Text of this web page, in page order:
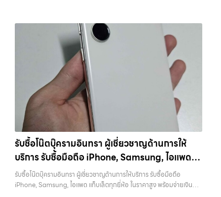
เกษตรนวมินทร์, เสนานิคม, วังหินไม่ว่าคุณจะต้องการ รับซื้อโทรศัพท์, รับ
ซื้อแมคบุค, รับซื้อโน๊ตบุ๊ค, รับซื้อแท็บเล็ต, หรือบริการอื่นๆ เกี่ยวกับสินค้า
ไอที กรุงเทพฯ – เราพร้อมให้บริการครบวงจร บริการของเรา เราให้บริการ
แบบครบวงจรสำหรับลูกค้าที่ต้องการขายอุปกรณ์ไอที ไม่ว่าจะเป็น: รับซื้อไอ
ต้องการเปลี่ยนรุ่น หรือต้องการเงินด่วน เราจึงมอบบริการประเมินสภาพ
เครื่อง ฟรี ปราบปรามความยุ่งยากทั้งหลาย โดยเน้น โปร่งใส มั่นใจได้ และ
จ่ายเงินทันทีเมื่อตกลงซื้อขายสำเร็จ บริการของเราครอบคลุมทั้ง iPhone
สายใหม่-เก่า, Samsung ทุกรุ่น, iPad และแท็บเล็ตทุกแบรนด์ เรารับถึงแม้
จะอยู่ในสภาพใช้งานแล้ว ตกแต่งแล้ว หรือมีรอยบ้าง เพราะมูลค่าของเครื่อง
ไม่ได้ขึ้นอยู่แค่ยี่ห้อ แต่ขึ้นอยู่กับสภาพจริง ความครบชุด และความสะดวกใน
การขายของคุณ เราจึงตั้งใจให้บริการในเขต ลาดพร้าว, รัชดา, บางรัก,
แจ้งวัฒนะ, บางแค, วัชรพล, รามอินทรา, บางนา, บางพลี, เกษตรนวมินทร์,
เสนานิคม, วังหิน อย่างเต็มที่ ไม่ว่าคุณจะค้นหาคำว่า “รับซื้อมือถือใกล้ฉัน”,
“รับซื้อโทรศัพท์มือสองกรุงเทพ”, “ขาย iPad ได้ราคา”, “รับซื้อแท็บเล็ต
กรุงเทพถึงที่”, หรือ “รับซื้อ Samsung มือสอง ราคาสูง” — ที่นี่คือคำตอบ
เพราะบริการของเรามุ่งตรงให้คุณได้รับราคาและความสะดวกสบายที่เหนือ
กว่า เลือกเราแล้วคุณจะได้บริการที่คุณไว้วางใจ พร้อมทีมงานที่พร้อม
อำนวยความสะดวก นัดรับถึงที่ ตรวจสภาพอย่างมืออาชีพ และจ่ายเงินทันที
ทั้งหมดนี้เพื่อให้การขายอุปกรณ์ของคุณเป็นเรื่องง่ายขึ้น ดีกว่า รวดเร็วกว่า
และคุ้มค่ากว่า ทำไมต้องเลือกเรา ผู้เชี่ยวชาญด้านการให้บริการ รับซื้อมือถือ
iPhone, Samsung, ไอแพด แท็บเล็ตทุกยี่ห้อ ในราคาสูง พร้อมจ่ายเงิน
ดา บางรัก แจ้งวัฒนะ บางแค วัชรพล รามอินทรา รับซื้อสินค้าไอทีลาดพร้าว
— บริการรับซื้อมือถือ iPhone Samsung iPad แท็บเล็ตใน พื้นที่
ลาดพร้าว รัชดา บางรัก แจ้งวัฒนะ บางแค วัชรพล รามอินทรา พร้อมจ่าย
เงินทันที รับซื้อสินค้าไอทีลาดพร้าว บริการรับซื้อมือถือ iPhone Samsung
iPad แท็บเล็ตใน พื้นที่ ลาดพร้าว รัชดา บางรัก แจ้งวัฒนะ บางแค วัชรพล
รามอินทรา… รับซื้อสินค้าไอทีลาดพร้าว บริการถึงพื้นที่ เขตลาดพร้าว, รัช
ดา, บางรัก, แจ้งวัฒนะ, บางแค, วัชรพล, รามอินทรา — นัดรับสะดวกทุกเขต
ประสบการณ์เหนือระดับกับการ รับซื้อไอโฟน, รับซื้อไอแพด, รับซื้อมือถือ
ยินดีต้อนรับสู่ “รับซื้อขายมือถือ.com” เว็บไซต์ที่คุณไว้วางใจได้ สำหรับ
บริการ รับซื้อ มือถือ iPhone, Samsung, iPad, แท็บเล็ต ทุกยี่ห้อ ให้ราคา
สูง พร้อมจ่ายเงินทันที ครอบคลุมพื้นที่ ลาดพร้าว, รัชดา, บางรัก,
แจ้งวัฒนะ, บางแค, วัชรพล, รามอินทรา และเขตกรุงเทพฯ ใกล้ “ใกล้ ฉัน”
ที่สุด ในยุคที่สมาร์ทโฟน แท็บเล็ต และอุปกรณ์ไอทีใหม่ๆ เปลี่ยนรุ่นกันแทบ
ทุกช่วงเวลา อุปกรณ์ที่คุณใช้แล้วอาจกลายเป็นของที่ไม่ได้ใช้งานอยู่เฉยๆ
เว็บไซต์ของเราจึงเกิดขึ้นเพื่อเป็นทางเลือกให้คุณสามารถเปลี่ยนอุปกรณ์ที่
ไม่ใช้แล้วให้กลายเป็นเงินสดได้ทันที ด้วยบริการ รับซื้อไอโฟน, รับซื้อไอแพด,
รับซื้อมือถือ, รับซื้อโทรศัพท์, รับซื้อโน๊ตบุ๊ค, รับซื้อแท็บเล็ต, รับซื้อสินค้าไอที
รับซื้อโน๊ตบุ๊ครามอินทรา ผู้เชี่ยวชาญด้านการให้
บริการ รับซื้อมือถือ iPhone, Samsung, ไอแพด
แท็บเล็ตทุกยี่ห้อ ในราคาสูง พร้อมจ่ายเงินทันที
รับซื้อโน๊ตบุ๊ครามอินทรา ผู้เชี่ยวชาญด้านการให้บริการ รับซื้อมือถือ
iPhone, Samsung, ไอแพด แท็บเล็ตทุกยี่ห้อ ในราคาสูง พร้อมจ่ายเงิน